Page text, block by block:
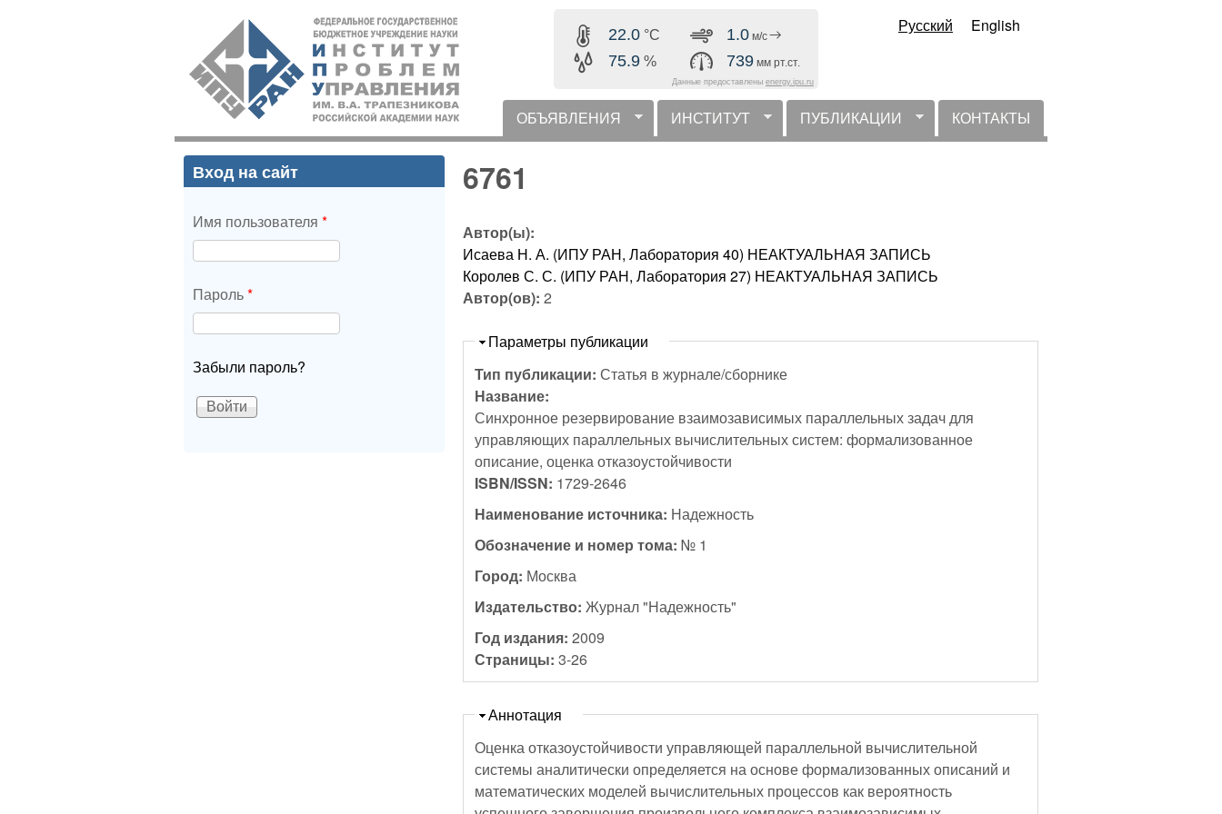
содержанию
ИПУ
РАН
22.0 °C
75.9 %
1.0 м/с
739 мм рт.ст.
Данные предоставлены energy.ipu.ru
Русский English
горизонтальное меню
ОБЪЯВЛЕНИЯ ИНСТИТУТ ПУБЛИКАЦИИ КОНТАКТЫ
6761
Автор(ы):
Исаева Н. А. (ИПУ РАН, Лаборатория 40) НЕАКТУАЛЬНАЯ ЗАПИСЬ
Королев С. С. (ИПУ РАН, Лаборатория 27) НЕАКТУАЛЬНАЯ ЗАПИСЬ
Автор(ов):2
Скрыть
Параметры публикации
Тип публикации:Статья в журнале/сборнике
Название:
Синхронное резервирование взаимозависимых параллельных задач для
управляющих параллельных вычислительных систем: формализованное
описание, оценка отказоустойчивости
ISBN/ISSN: 1729-2646
Наименование источника: Надежность
Обозначение и номер тома:№ 1
Город: Москва
Издательство:Журнал "Надежность"
Год издания:2009
Страницы:3-26
Скрыть
Аннотация
Оценка отказоустойчивости управляющей параллельной вычислительной
системы аналитически определяется на основе формализованных описаний и
математических моделей вычислительных процессов как вероятность
Вход на сайт
Имя пользователя *
Пароль*
Забыли пароль?